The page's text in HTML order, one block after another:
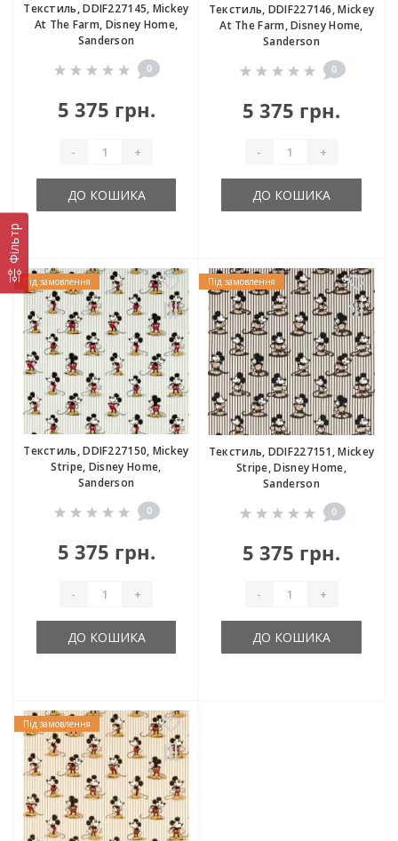
Фільтр
Текстиль, DDIF227145, Mickey
At The Farm, Disney Home,
Sanderson
0
5 375 грн.
- +
ДО КОШИКА
Текстиль, DDIF227146, Mickey
At The Farm, Disney Home,
Sanderson
0
5 375 грн.
- +
ДО КОШИКА
Під замовлення
Текстиль, DDIF227150, Mickey
Stripe, Disney Home,
Sanderson
0
5 375 грн.
- +
ДО КОШИКА
Під замовлення
Текстиль, DDIF227151, Mickey
Stripe, Disney Home,
Sanderson
0
5 375 грн.
- +
ДО КОШИКА
Під замовлення